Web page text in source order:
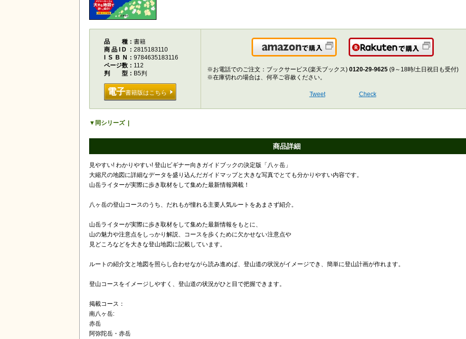
品種書籍
商品ID
2815183110
ISBN
9784635183116
ページ数
112
判型B5判
電子書籍版はこちら
Amazonで購入 楽天で購入
※お電話でのご注文：ブックサービス(楽天ブックス) 0120-29-9625 (9～18時/土日祝日も受付)
※在庫切れの場合は、何卒ご容赦ください。
Tweet Check
同シリーズ
商品詳細
見やすい! わかりやすい! 登山ビギナー向きガイドブックの決定版「八ヶ岳」
大縮尺の地図に詳細なデータを盛り込んだガイドマップと大きな写真でとても分かりやすい内容です。
山岳ライターが実際に歩き取材をして集めた最新情報満載！
八ヶ岳の登山コースのうち、だれもが憧れる主要人気ルートをあまさず紹介。
山岳ライターが実際に歩き取材をして集めた最新情報をもとに、
山の魅力や注意点をしっかり解説、コースを歩くために欠かせない注意点や
見どころなどを大きな登山地図に記載しています。
ルートの紹介文と地図を照らし合わせながら読み進めば、登山道の状況がイメージでき、簡単に登山計画が作れます。
登山コースをイメージしやすく、登山道の状況がひと目で把握できます。
掲載コース：
南八ヶ岳:
赤岳
阿弥陀岳・赤岳